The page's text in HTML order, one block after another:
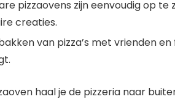
pizzaovens zijn eenvoudig op
creaties.
van pizza’s met vrienden
haal je de pizzeria naar